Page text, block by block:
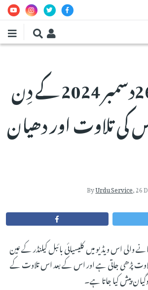
آج مورخہ26دسمبر 2024 کے دِن
کی تلاوت اور دھیان
ByUrdu Service,26
والی اس ویڈیو میں کلیسیائی بائبل کیلنڈر کے عین
پڑھی جاتی ہے اور اس کے بعد اس تلاوت کے
پیش کیا جاتا ہے۔